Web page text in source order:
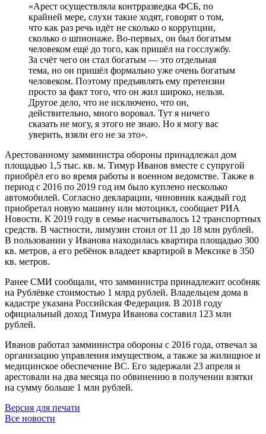
«Арест осуществляла контрразведка ФСБ, по
крайней мере, слухи такие ходят, говорят о том,
что как раз речь идёт не сколько о коррупции,
сколько о шпионаже. Во-первых, он был богатым
человеком ещё до того, как пришёл на госслужбу.
За счёт чего он стал богатым — это отдельная
тема, но он пришёл формально уже очень богатым
человеком. Поэтому предъявлять ему претензии
просто за факт того, что он жил широко, нельзя.
Другое дело, что не исключено, что он,
действительно, много воровал. Тут я ничего
сказать не могу, я этого не знаю. Но я могу вас
уверить, взяли его не за это».
Арестованному замминистра обороны принадлежал дом
площадью 1,5 тыс. кв. м. Тимур Иванов вместе с супругой
приобрёл его во время работы в военном ведомстве. Также в
период с 2016 по 2019 год им было куплено несколько
автомобилей. Согласно декларации, чиновник каждый год
приобретал новую машину или мотоцикл, сообщает РИА
Новости. К 2019 году в семье насчитывалось 12 транспортных
средств. В частности, лимузин стоил от 11 до 18 млн рублей.
В пользовании у Иванова находилась квартира площадью 300
кв. метров, а его ребёнок владеет квартирой в Мексике в 350
кв. метров.
Ранее СМИ сообщали, что замминистра принадлежит особняк
на Рублёвке стоимостью 1 млрд рублей. Владельцем дома в
кадастре указана Российская Федерация. В 2018 году
официальный доход Тимура Иванова составил 123 млн
рублей.
Иванов работал замминистра обороны с 2016 года, отвечал за
организацию управления имуществом, а также за жилищное и
медицинское обеспечение ВС. Его задержали 23 апреля и
арестовали на два месяца по обвинению в получении взятки
на сумму больше 1 млн рублей.
Версия для печати
Все новости